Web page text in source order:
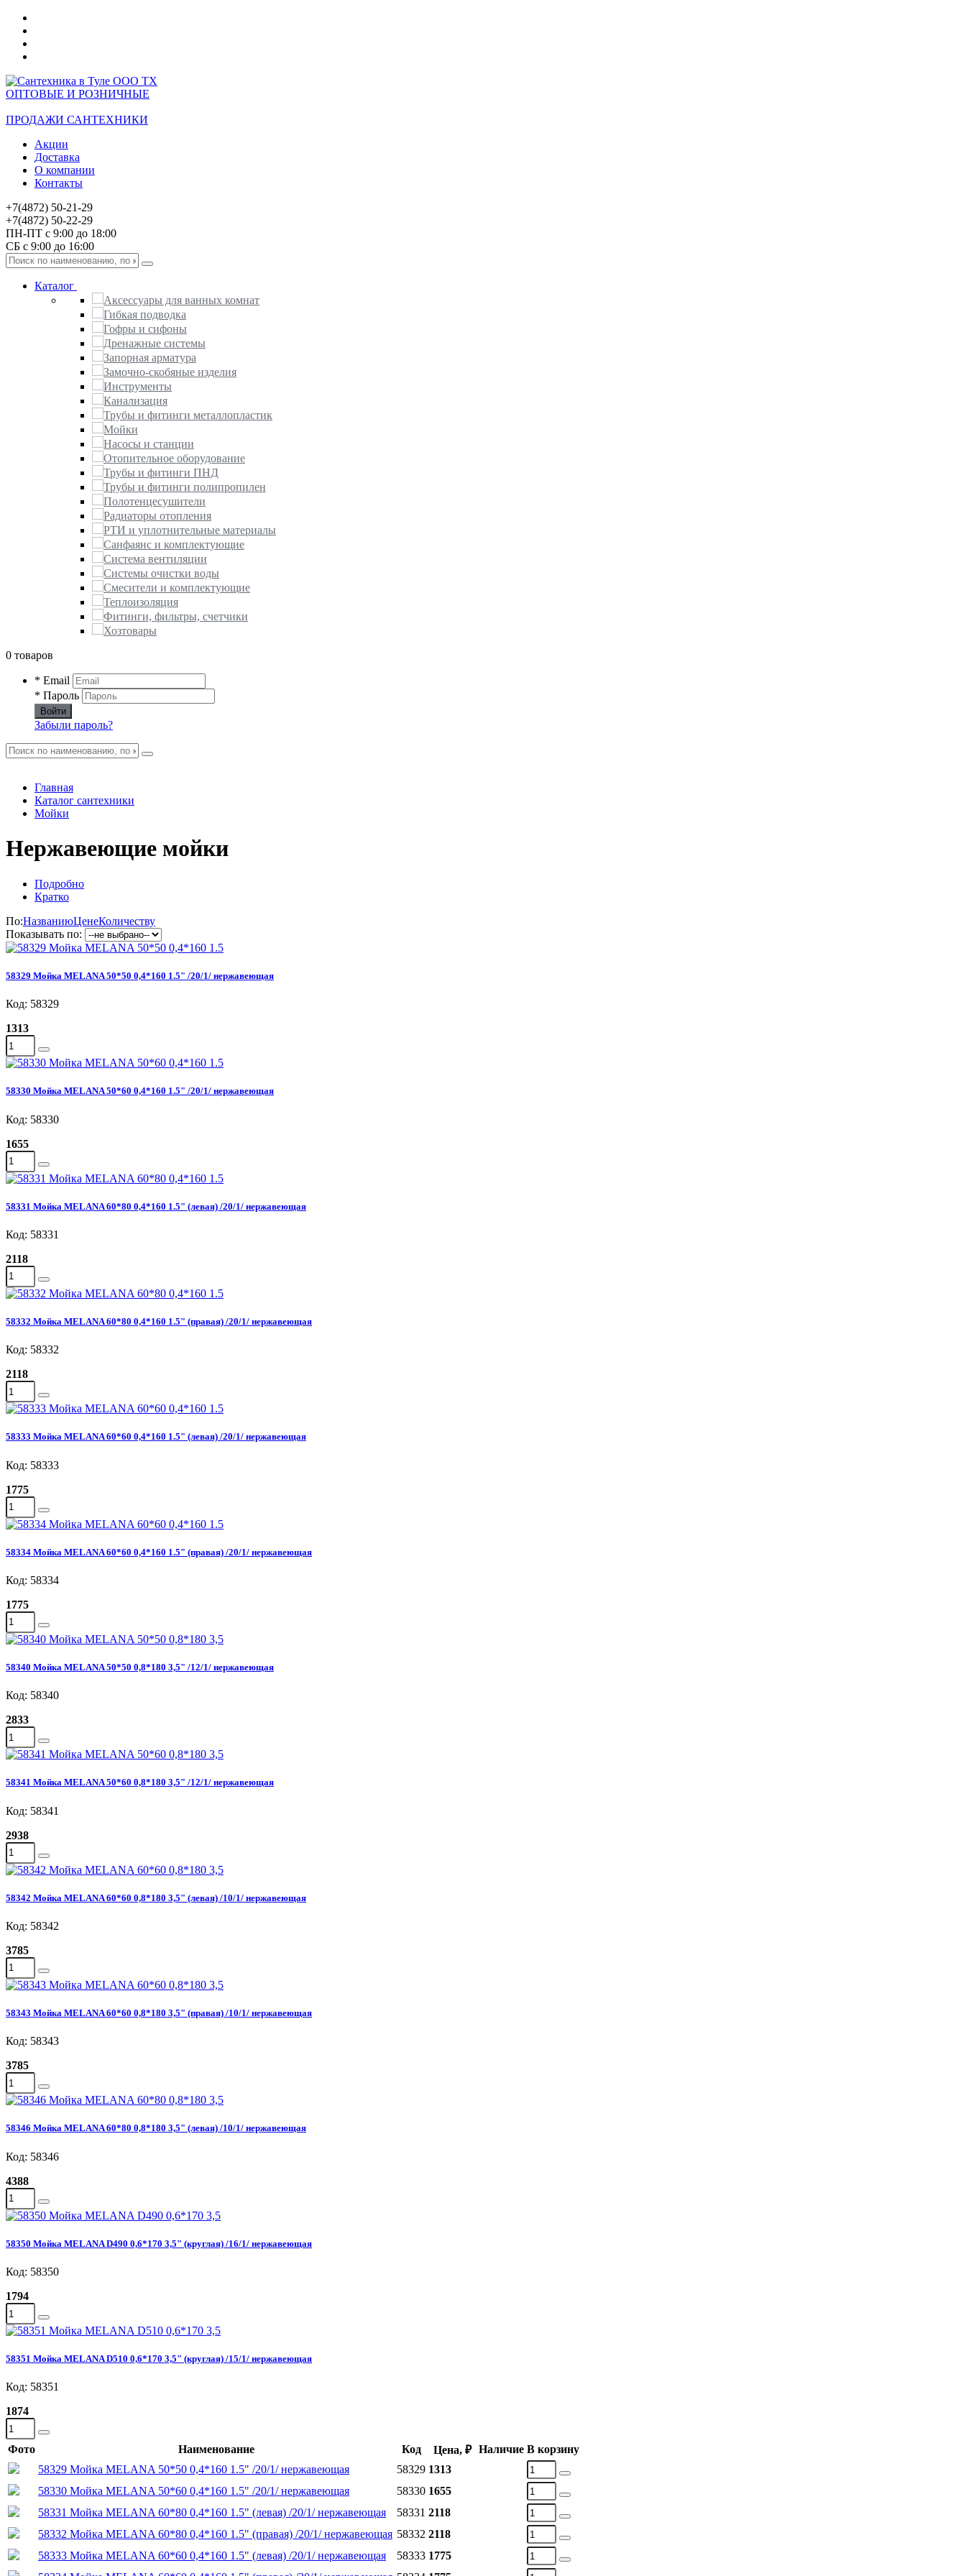
ОПТОВЫЕ И РОЗНИЧНЫЕ
ПРОДАЖИ САНТЕХНИКИ
Акции
Доставка
О компании
Контакты
+7(4872) 50-21-29
+7(4872) 50-22-29
ПН-ПТ с 9:00 до 18:00
СБ с 9:00 до 16:00
Каталог
Аксессуары для ванных комнат
Гибкая подводка
Гофры и сифоны
Дренажные системы
Запорная арматура
Замочно-скобяные изделия
Инструменты
Канализация
Трубы и фитинги металлопластик
Мойки
Насосы и станции
Отопительное оборудование
Трубы и фитинги ПНД
Трубы и фитинги полипропилен
Полотенцесушители
Радиаторы отопления
РТИ и уплотнительные материалы
Санфаянс и комплектующие
Система вентиляции
Системы очистки воды
Смесители и комплектующие
Теплоизоляция
Фитинги, фильтры, счетчики
Хозтовары
0 товаров
* Email
* Пароль
Войти
Забыли пароль?
Главная
Каталог сантехники
Мойки
Нержавеющие мойки
Подробно
Кратко
По:НазваниюЦенеКоличеству
Показывать по:
58329 Мойка MELANA 50*50 0,4*160 1.5" /20/1/ нержавеющая
Код: 58329
1313
58330 Мойка MELANA 50*60 0,4*160 1.5" /20/1/ нержавеющая
Код: 58330
1655
58331 Мойка MELANA 60*80 0,4*160 1.5" (левая) /20/1/ нержавеющая
Код: 58331
2118
58332 Мойка MELANA 60*80 0,4*160 1.5" (правая) /20/1/ нержавеющая
Код: 58332
2118
58333 Мойка MELANA 60*60 0,4*160 1.5" (левая) /20/1/ нержавеющая
Код: 58333
1775
58334 Мойка MELANA 60*60 0,4*160 1.5" (правая) /20/1/ нержавеющая
Код: 58334
1775
58340 Мойка MELANA 50*50 0,8*180 3,5" /12/1/ нержавеющая
Код: 58340
2833
58341 Мойка MELANA 50*60 0,8*180 3,5" /12/1/ нержавеющая
Код: 58341
2938
58342 Мойка MELANA 60*60 0,8*180 3,5" (левая) /10/1/ нержавеющая
Код: 58342
3785
58343 Мойка MELANA 60*60 0,8*180 3,5" (правая) /10/1/ нержавеющая
Код: 58343
3785
58346 Мойка MELANA 60*80 0,8*180 3,5" (левая) /10/1/ нержавеющая
Код: 58346
4388
58350 Мойка MELANA D490 0,6*170 3,5" (круглая) /16/1/ нержавеющая
Код: 58350
1794
58351 Мойка MELANA D510 0,6*170 3,5" (круглая) /15/1/ нержавеющая
Код: 58351
1874
Фото Наименование Код Цена, ₽ Наличие В корзину
58329 Мойка MELANA 50*50 0,4*160 1.5" /20/1/ нержавеющая
58329 1313
58330 Мойка MELANA 50*60 0,4*160 1.5" /20/1/ нержавеющая
58330 1655
58331 Мойка MELANA 60*80 0,4*160 1.5" (левая) /20/1/ нержавеющая
58331 2118
58332 Мойка MELANA 60*80 0,4*160 1.5" (правая) /20/1/ нержавеющая 58332 2118
58333 Мойка MELANA 60*60 0,4*160 1.5" (левая) /20/1/ нержавеющая
58333 1775